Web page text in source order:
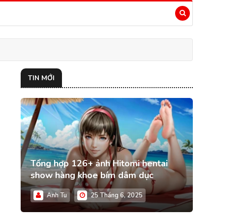
TIN MỚI
Tổng hợp 126+ ảnh Hitomi hentai
show hàng khoe bím dâm dục
Anh Tu 25 Tháng 6, 2025